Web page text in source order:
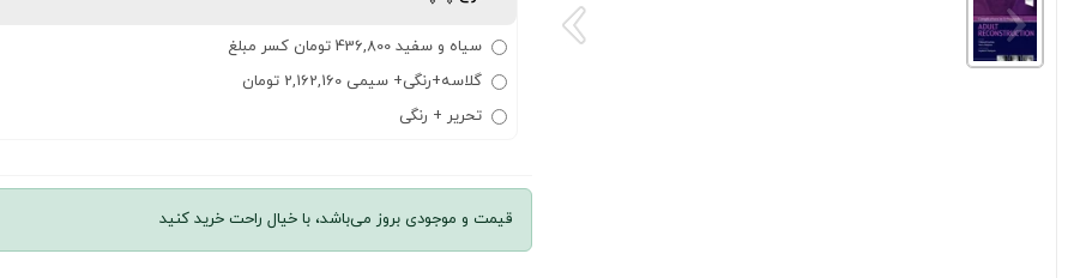
سیاه و سفید 436,800 تومان کسر مبلغ
گلاسه+رنگی+ سیمی 2,162,160 تومان
تحریر + رنگی
قیمت و موجودی بروز می‌باشد، با خیال راحت خرید کنید